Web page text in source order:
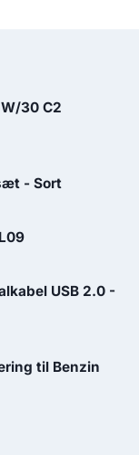
30 C2
- Sort
USB 2.0 -
til Benzin